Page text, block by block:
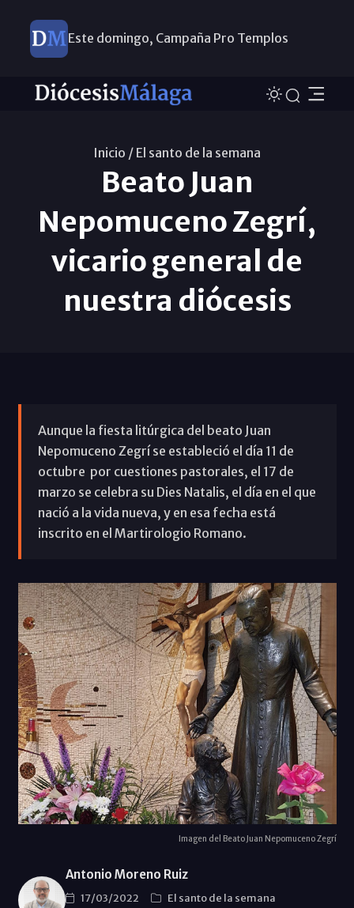
Este domingo, Campaña Pro Templos
Inicio / El santo de la semana
Beato Juan
Nepomuceno Zegrí,
vicario general de
nuestra diócesis
Aunque la fiesta litúrgica del beato Juan
Nepomuceno Zegrí se estableció el día 11 de
octubre por cuestiones pastorales, el 17 de
marzo se celebra su Dies Natalis, el día en el que
nació a la vida nueva, y en esa fecha está
inscrito en el Martirologio Romano.
Imagen del Beato Juan Nepomuceno Zegrí
Antonio Moreno Ruiz
17/03/2022
El santo de la semana